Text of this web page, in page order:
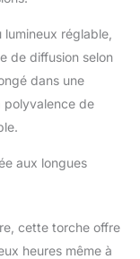
réglable,
de diffusion selon
dans une
polyvalence de
aux longues
cette torche offre
heures même à